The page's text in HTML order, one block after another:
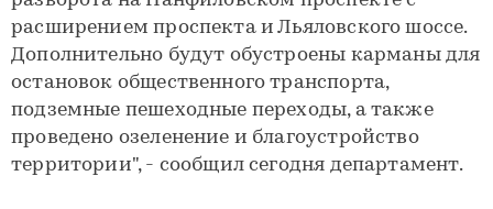
расширением проспекта и Льяловского шоссе.
Дополнительно будут обустроены карманы для
остановок общественного транспорта,
подземные пешеходные переходы, а также
проведено озеленение и благоустройство
территории", - сообщил сегодня департамент.